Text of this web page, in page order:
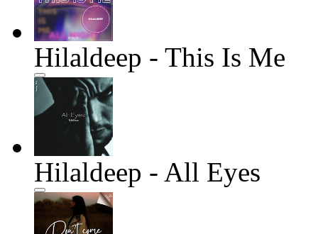
Hilaldeep - This Is Me
Hilaldeep - All Eyes